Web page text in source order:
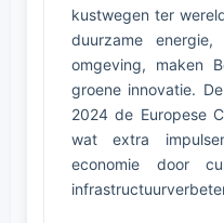
kustwegen ter
duurzame
omgeving, maken
groene innovatie.
2024 de Europese
wat extra
economie door